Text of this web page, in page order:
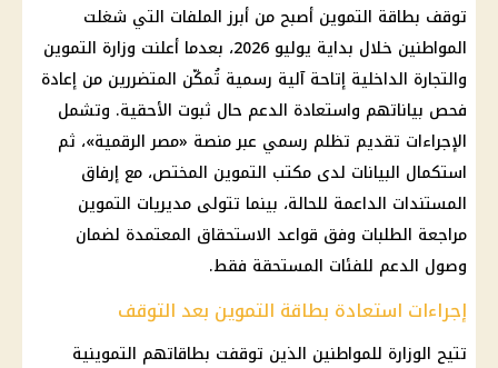
توقف بطاقة التموين أصبح من أبرز الملفات التي شغلت
المواطنين خلال بداية يوليو 2026، بعدما أعلنت وزارة
التموين
والتجارة الداخلية إتاحة آلية رسمية تُمكّن المتضررين من إعادة
فحص بياناتهم واستعادة الدعم حال ثبوت الأحقية. وتشمل
الإجراءات تقديم تظلم رسمي عبر منصة «مصر الرقمية»، ثم
استكمال البيانات لدى مكتب التموين المختص، مع إرفاق
المستندات الداعمة للحالة، بينما تتولى مديريات التموين
مراجعة الطلبات وفق قواعد الاستحقاق المعتمدة لضمان
وصول الدعم للفئات المستحقة فقط.
إجراءات استعادة بطاقة التموين بعد التوقف
تتيح الوزارة للمواطنين الذين توقفت بطاقاتهم التموينية